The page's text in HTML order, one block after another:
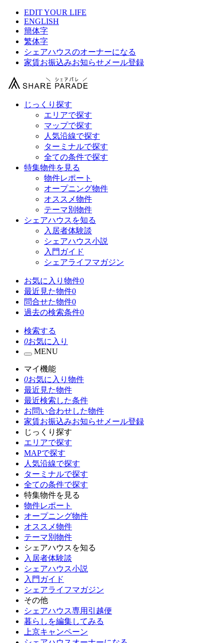
EDIT YOUR LIFE
ENGLISH
簡体字
繁体字
シェアハウスのオーナーになる
家賃お振込みお知らせメール登録
じっくり探す
エリアで探す
マップで探す
人気沿線で探す
ターミナルで探す
全ての条件で探す
特集物件を見る
物件レポート
オープニング物件
オススメ物件
テーマ別物件
シェアハウスを知る
入居者体験談
シェアハウス小説
入門ガイド
シェアライフマガジン
お気に入り物件0
最近見た物件0
問合せた物件0
過去の検索条件0
検索する
0お気に入り
MENU
マイ機能
0お気に入り物件
最近見た物件
最近検索した条件
お問い合わせした物件
家賃お振込みお知らせメール登録
じっくり探す
エリアで探す
MAPで探す
人気沿線で探す
ターミナルで探す
全ての条件で探す
特集物件を見る
物件レポート
オープニング物件
オススメ物件
テーマ別物件
シェアハウスを知る
入居者体験談
シェアハウス小説
入門ガイド
シェアライフマガジン
その他
シェアハウス専用引越便
暮らしを編集してみる
上京キャンペーン